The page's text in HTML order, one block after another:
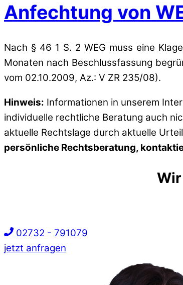
Anfechtung von
Nach § 46 1 S. 2 WEG muss eine
Monaten nach Beschlussfassung
vom 02.10.2009, Az.: V ZR 235/08).
Hinweis: Informationen in unserem
individuelle rechtliche Beratung auch
aktuelle Rechtslage durch aktuelle
persönliche Rechtsberatung,
02732 - 791079
jetzt anfragen